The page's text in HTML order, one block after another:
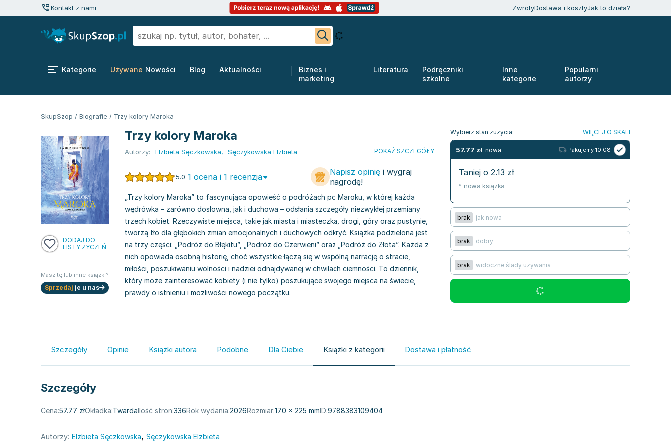
Kontakt z nami ZwrotyDostawa i kosztyJak to działa?
Kategorie Używane Nowości Blog Aktualności
Biznes i
marketing
Literatura
Podręczniki
szkolne
Inne
kategorie
Popularni
autorzy
SkupSzop / Biografie / Trzy kolory Maroka
DODAJ DO
LISTY ŻYCZEŃ
Masz tę lub inne książki?
Sprzedaj je u nas
Trzy kolory Maroka
Autorzy: Elżbieta Sęczkowska, Sęczykowska Elżbieta POKAŻ SZCZEGÓŁY
5.0 1 ocena i 1 recenzja Napisz opinię i wygraj
nagrodę!
„Trzy kolory Maroka” to fascynująca opowieść o podróżach po Maroku, w której każda
wędrówka – zarówno dosłowna, jak i duchowa – odsłania szczegóły niezwykłej przemiany
trzech kobiet. Rzeczywiste miejsca, takie jak miasta i miasteczka, drogi, góry oraz pustynie,
tworzą tło dla głębokich zmian emocjonalnych i duchowych odkryć. Książka podzielona jest
na trzy części: „Podróż do Błękitu”, „Podróż do Czerwieni” oraz „Podróż do Złota”. Każda z
nich opowiada osobną historię, choć wszystkie łączą się w wspólną narrację o stracie,
miłości, poszukiwaniu wolności i nadziei odnajdywanej w chwilach ciemności. To dziennik,
który może zainteresować kobiety (i nie tylko) poszukujące swojego miejsca na świecie,
prawdy o istnieniu i możliwości nowego początku.
Wybierz stan zużycia: WIĘCEJ O SKALI
57.77 zł nowa Pakujemy 10.08
Taniej o 2.13 zł
nowa książka
brak jak nowa
brak dobry
brak widoczne ślady używania
Szczegóły Opinie Książki autora Podobne Dla Ciebie Książki z kategorii Dostawa i płatność
Szczegóły
Cena:57.77 złOkładka:TwardaIlość stron:336Rok wydania:2026Rozmiar:170 × 225 mmID:9788383109404
Autorzy: Elżbieta Sęczkowska, Sęczykowska Elżbieta